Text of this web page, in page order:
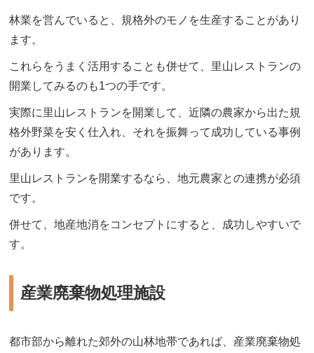
林業を営んでいると、規格外のモノを生産することがあり
ます。
これらをうまく活用することも併せて、里山レストランの
開業してみるのも1つの手です。
実際に里山レストランを開業して、近隣の農家から出た規
格外野菜を安く仕入れ、それを振舞って成功している事例
があります。
里山レストランを開業するなら、地元農家との連携が必須
です。
併せて、地産地消をコンセプトにすると、成功しやすいで
す。
産業廃棄物処理施設
都市部から離れた郊外の山林地帯であれば、産業廃棄物処